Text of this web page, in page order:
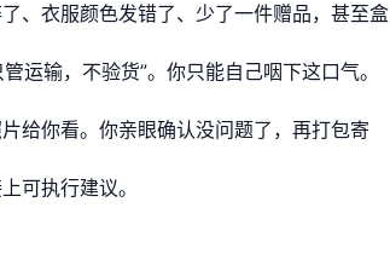
、衣服颜色发错了、少了一件赠品，甚至盒
运输，不验货”。你只能自己咽下这口气。
给你看。你亲眼确认没问题了，再打包寄
可执行建议。